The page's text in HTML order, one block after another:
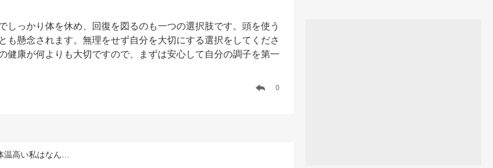
っかり体を休め、回復を図るのも一つの選択肢です。頭を使う
懸念されます。無理をせず自分を大切にする選択をしてくださ
康が何よりも大切ですので、まずは安心して自分の調子を第一
0
温高い私はなん…